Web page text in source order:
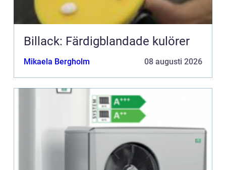
Billack: Färdigblandade kulörer
Mikaela Bergholm 08 augusti 2026